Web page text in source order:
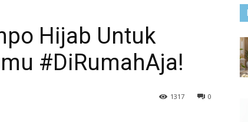
Hijab Untuk
#DiRumahAja!
0
1317